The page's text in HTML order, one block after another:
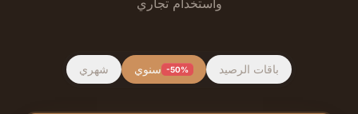
واستخدام تجاري
شهري سنوي -50% باقات الرصيد